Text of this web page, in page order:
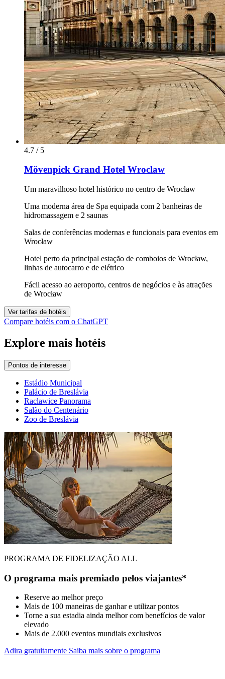
4.7 / 5
Mövenpick Grand Hotel Wroclaw
Um maravilhoso hotel histórico no centro de Wrocław
Uma moderna área de Spa equipada com 2 banheiras de
hidromassagem e 2 saunas
Salas de conferências modernas e funcionais para eventos em
Wrocław
Hotel perto da principal estação de comboios de Wrocław,
linhas de autocarro e de elétrico
Fácil acesso ao aeroporto, centros de negócios e às atrações
de Wrocław
Ver tarifas de hotéis
Compare hotéis com o ChatGPT
Explore mais hotéis
Pontos de interesse
Estádio Municipal
Palácio de Breslávia
Raclawice Panorama
Salão do Centenário
Zoo de Breslávia
PROGRAMA DE FIDELIZAÇÃO ALL
O programa mais premiado pelos viajantes*
Reserve ao melhor preço
Mais de 100 maneiras de ganhar e utilizar pontos
Torne a sua estadia ainda melhor com benefícios de valor
elevado
Mais de 2.000 eventos mundiais exclusivos
Adira gratuitamente Saiba mais sobre o programa